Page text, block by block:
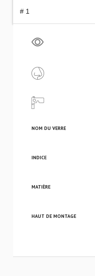
# 1
NOM DU VERRE
INDICE
MATIÈRE
HAUT DE MONTAGE